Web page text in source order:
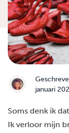
januari
Soms denk ik
Ik verloor mijn